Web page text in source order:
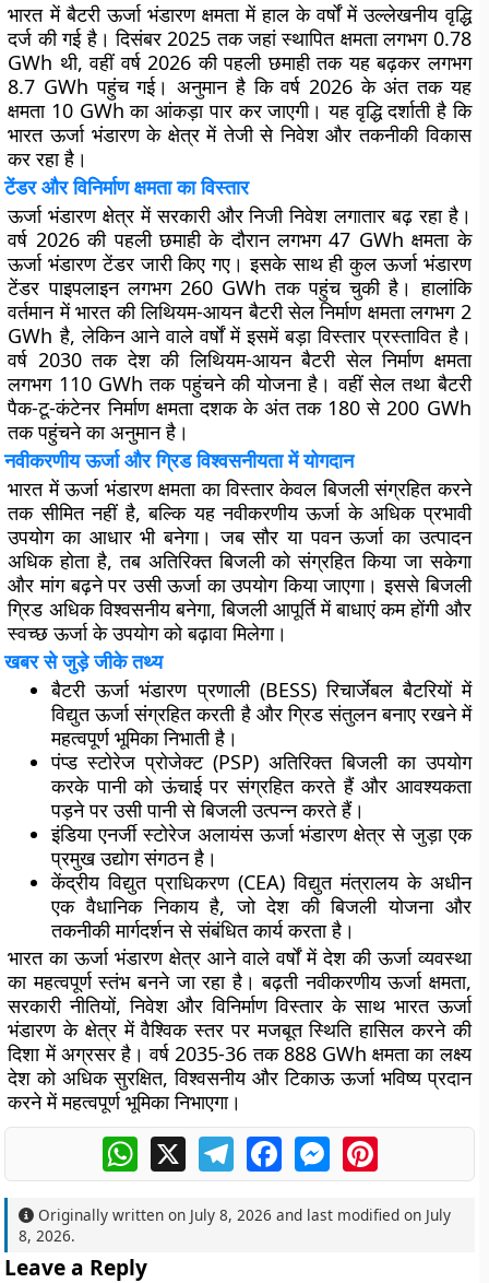
भारत में बैटरी ऊर्जा भंडारण क्षमता में हाल के वर्षों में उल्लेखनीय वृद्धि
दर्ज की गई है। दिसंबर 2025 तक जहां स्थापित क्षमता लगभग 0.78
GWh थी, वहीं वर्ष 2026 की पहली छमाही तक यह बढ़कर लगभग
8.7 GWh पहुंच गई। अनुमान है कि वर्ष 2026 के अंत तक यह
क्षमता 10 GWh का आंकड़ा पार कर जाएगी। यह वृद्धि दर्शाती है कि
भारत ऊर्जा भंडारण के क्षेत्र में तेजी से निवेश और तकनीकी विकास
कर रहा है।
टेंडर और विनिर्माण क्षमता का विस्तार
ऊर्जा भंडारण क्षेत्र में सरकारी और निजी निवेश लगातार बढ़ रहा है।
वर्ष 2026 की पहली छमाही के दौरान लगभग 47 GWh क्षमता के
ऊर्जा भंडारण टेंडर जारी किए गए। इसके साथ ही कुल ऊर्जा भंडारण
टेंडर पाइपलाइन लगभग 260 GWh तक पहुंच चुकी है। हालांकि
वर्तमान में भारत की लिथियम-आयन बैटरी सेल निर्माण क्षमता लगभग 2
GWh है, लेकिन आने वाले वर्षों में इसमें बड़ा विस्तार प्रस्तावित है।
वर्ष 2030 तक देश की लिथियम-आयन बैटरी सेल निर्माण क्षमता
लगभग 110 GWh तक पहुंचने की योजना है। वहीं सेल तथा बैटरी
पैक-टू-कंटेनर निर्माण क्षमता दशक के अंत तक 180 से 200 GWh
तक पहुंचने का अनुमान है।
नवीकरणीय ऊर्जा और ग्रिड विश्वसनीयता में योगदान
भारत में ऊर्जा भंडारण क्षमता का विस्तार केवल बिजली संग्रहित करने
तक सीमित नहीं है, बल्कि यह नवीकरणीय ऊर्जा के अधिक प्रभावी
उपयोग का आधार भी बनेगा। जब सौर या पवन ऊर्जा का उत्पादन
अधिक होता है, तब अतिरिक्त बिजली को संग्रहित किया जा सकेगा
और मांग बढ़ने पर उसी ऊर्जा का उपयोग किया जाएगा। इससे बिजली
ग्रिड अधिक विश्वसनीय बनेगा, बिजली आपूर्ति में बाधाएं कम होंगी और
स्वच्छ ऊर्जा के उपयोग को बढ़ावा मिलेगा।
खबर से जुड़े जीके तथ्य
बैटरी ऊर्जा भंडारण प्रणाली (BESS) रिचार्जेबल बैटरियों में
विद्युत ऊर्जा संग्रहित करती है और ग्रिड संतुलन बनाए रखने में
महत्वपूर्ण भूमिका निभाती है।
पंप्ड स्टोरेज प्रोजेक्ट (PSP) अतिरिक्त बिजली का उपयोग
करके पानी को ऊंचाई पर संग्रहित करते हैं और आवश्यकता
पड़ने पर उसी पानी से बिजली उत्पन्न करते हैं।
इंडिया एनर्जी स्टोरेज अलायंस ऊर्जा भंडारण क्षेत्र से जुड़ा एक
प्रमुख उद्योग संगठन है।
केंद्रीय विद्युत प्राधिकरण (CEA) विद्युत मंत्रालय के अधीन
एक वैधानिक निकाय है, जो देश की बिजली योजना और
तकनीकी मार्गदर्शन से संबंधित कार्य करता है।
भारत का ऊर्जा भंडारण क्षेत्र आने वाले वर्षों में देश की ऊर्जा व्यवस्था
का महत्वपूर्ण स्तंभ बनने जा रहा है। बढ़ती नवीकरणीय ऊर्जा क्षमता,
सरकारी नीतियों, निवेश और विनिर्माण विस्तार के साथ भारत ऊर्जा
भंडारण के क्षेत्र में वैश्विक स्तर पर मजबूत स्थिति हासिल करने की
दिशा में अग्रसर है। वर्ष 2035-36 तक 888 GWh क्षमता का लक्ष्य
देश को अधिक सुरक्षित, विश्वसनीय और टिकाऊ ऊर्जा भविष्य प्रदान
करने में महत्वपूर्ण भूमिका निभाएगा।
WhatsApp
X TelegramFacebookMessengerPinterest
Originally written on July 8, 2026 and last modified on July
8, 2026.
Leave a Reply